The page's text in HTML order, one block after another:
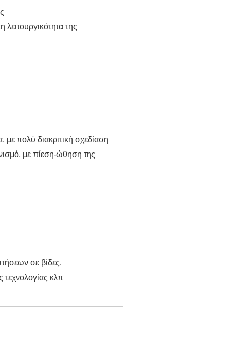
της
με πολύ διακριτική σχεδίαση
με πίεση-ώθηση της
σε βίδες.
τεχνολογίας κλπ